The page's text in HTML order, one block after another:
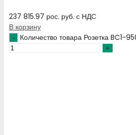
237 815.97 рос. руб. с НДС
В корзину
Количество товара Розетка BC1-